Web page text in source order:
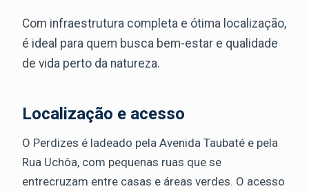
Com infraestrutura completa e ótima localização,
é ideal para quem busca bem-estar e qualidade
de vida perto da natureza.
Localização e acesso
O Perdizes é ladeado pela Avenida Taubaté e pela
Rua Uchôa, com pequenas ruas que se
entrecruzam entre casas e áreas verdes. O acesso